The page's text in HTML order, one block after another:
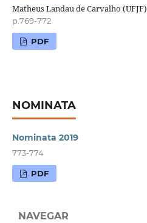
Matheus Landau de Carvalho (UFJF)
p.769-772
PDF
NOMINATA
Nominata 2019
773-774
PDF
NAVEGAR